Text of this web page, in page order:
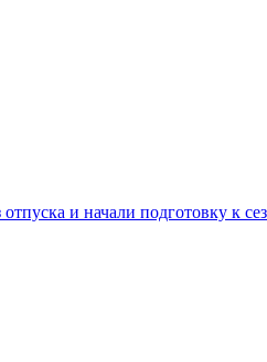
и начали подготовку к